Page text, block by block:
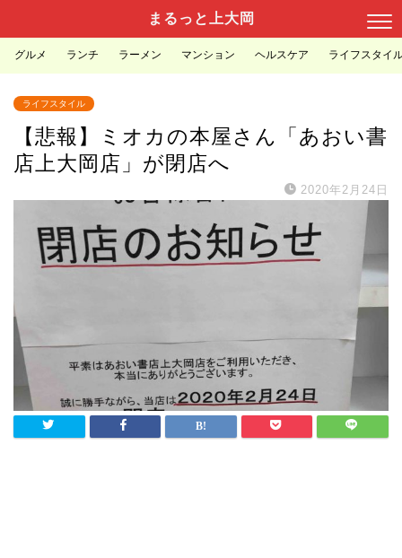
まるっと上大岡
グルメ ランチ ラーメン マンション ヘルスケア ライフスタイ
ライフスタイル
【悲報】ミオカの本屋さん「あおい書
店上大岡店」が閉店へ
2020年2月24日